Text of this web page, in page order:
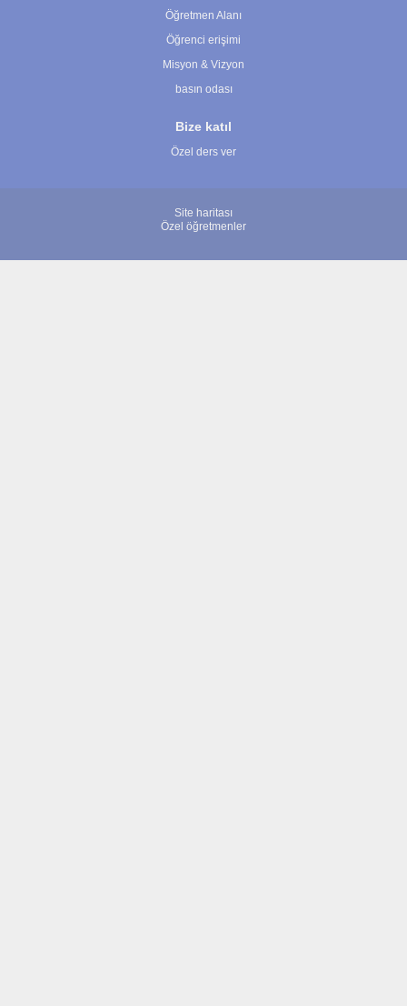
Öğretmen Alanı
Öğrenci erişimi
Misyon & Vizyon
basın odası
Bize katıl
Özel ders ver
Site haritası
Özel öğretmenler